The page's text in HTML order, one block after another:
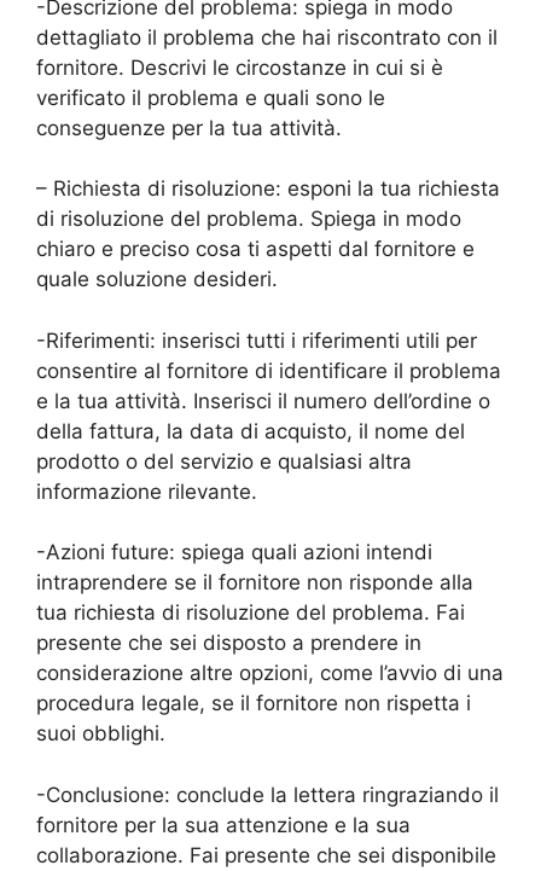
-Descrizione del problema: spiega in modo
dettagliato il problema che hai riscontrato con il
fornitore. Descrivi le circostanze in cui si è
verificato il problema e quali sono le
conseguenze per la tua attività.
– Richiesta di risoluzione: esponi la tua richiesta
di risoluzione del problema. Spiega in modo
chiaro e preciso cosa ti aspetti dal fornitore e
quale soluzione desideri.
-Riferimenti: inserisci tutti i riferimenti utili per
consentire al fornitore di identificare il problema
e la tua attività. Inserisci il numero dell’ordine o
della fattura, la data di acquisto, il nome del
prodotto o del servizio e qualsiasi altra
informazione rilevante.
-Azioni future: spiega quali azioni intendi
intraprendere se il fornitore non risponde alla
tua richiesta di risoluzione del problema. Fai
presente che sei disposto a prendere in
considerazione altre opzioni, come l’avvio di una
procedura legale, se il fornitore non rispetta i
suoi obblighi.
-Conclusione: conclude la lettera ringraziando il
fornitore per la sua attenzione e la sua
collaborazione. Fai presente che sei disponibile